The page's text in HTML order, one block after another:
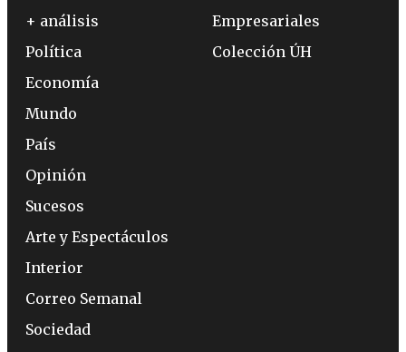
+ análisis
Política
Economía
Mundo
País
Opinión
Sucesos
Arte y Espectáculos
Interior
Correo Semanal
Sociedad
Empresariales
Colección ÚH